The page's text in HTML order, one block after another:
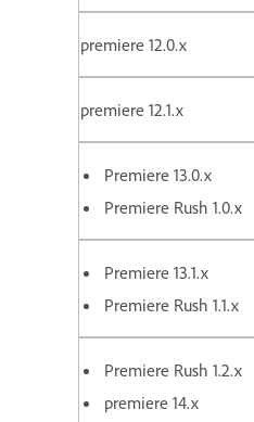
premiere 12.0.x
premiere 12.1.x
Premiere 13.0.x
Premiere Rush 1.0.x
Premiere 13.1.x
Premiere Rush 1.1.x
Premiere Rush 1.2.x
premiere 14.x